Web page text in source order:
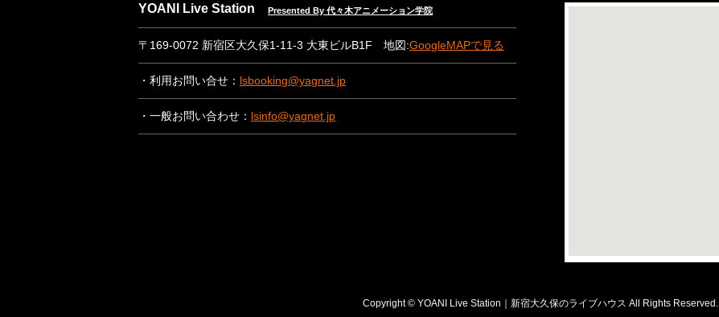
YOANI Live Station Presented By 代々木アニメーション学院
〒169-0072 新宿区大久保1-11-3 大東ビルB1F 地図:GoogleMAPで見る
・利用お問い合せ： lsbooking@yagnet.jp
・一般お問い合わせ： lsinfo@yagnet.jp
Copyright © YOANI Live Station｜新宿大久保のライブハウス All Rights Reserved.